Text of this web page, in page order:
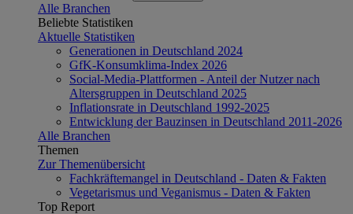
Alle Branchen
Beliebte Statistiken
Aktuelle Statistiken
Generationen in Deutschland 2024
GfK-Konsumklima-Index 2026
Social-Media-Plattformen - Anteil der Nutzer nach
Altersgruppen in Deutschland 2025
Inflationsrate in Deutschland 1992-2025
Entwicklung der Bauzinsen in Deutschland 2011-2026
Alle Branchen
Themen
Zur Themenübersicht
Fachkräftemangel in Deutschland - Daten & Fakten
Vegetarismus und Veganismus - Daten & Fakten
Top Report